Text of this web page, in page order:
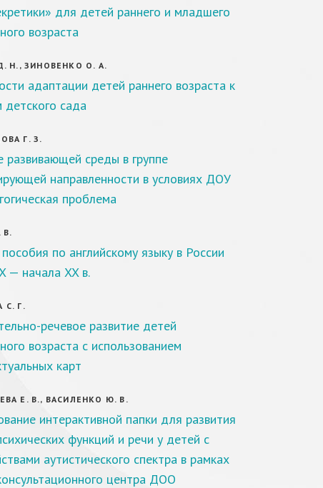
для детей раннего и младшего
возраста
Н., ЗИНОВЕНКО О. А.
адаптации детей раннего возраста к
детского сада
Г. З.
развивающей среды в группе
направленности в условиях ДОУ
проблема
В.
по английскому языку в России
— начала XX в.
С. Г.
речевое развитие детей
возраста с использованием
карт
Е. В., ВАСИЛЕНКО Ю. В.
интерактивной папки для развития
функций и речи у детей с
аутистического спектра в рамках
центра ДОО